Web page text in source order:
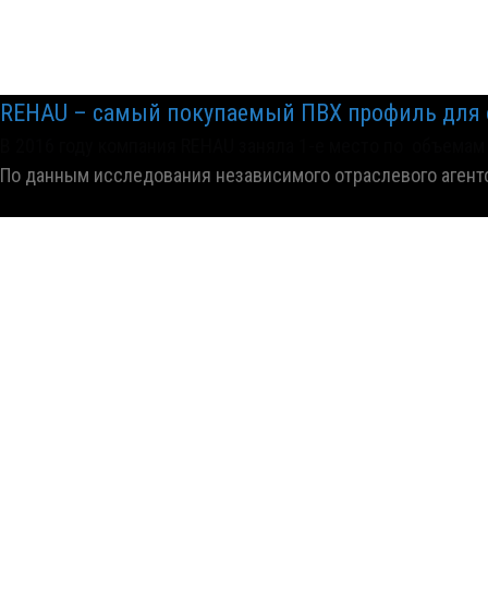
REHAU – самый покупаемый ПВХ профиль для
По данным исследования независимого отраслевого